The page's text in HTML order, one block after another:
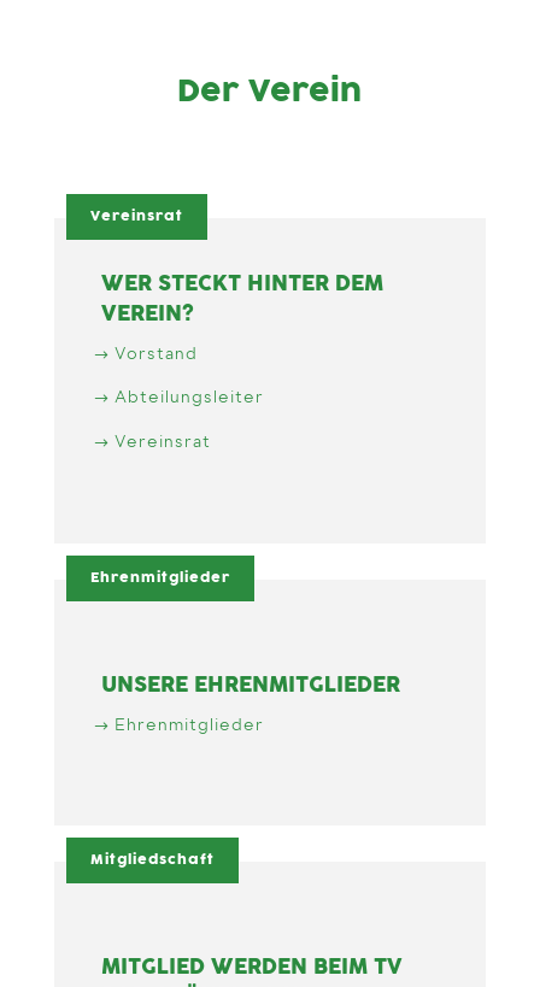
Der Verein
Vereinsrat
WER STECKT HINTER DEM
VEREIN?
Vorstand
Abteilungsleiter
Vereinsrat
Ehrenmitglieder
UNSERE EHRENMITGLIEDER
Ehrenmitglieder
Mitgliedschaft
MITGLIED WERDEN BEIM TV